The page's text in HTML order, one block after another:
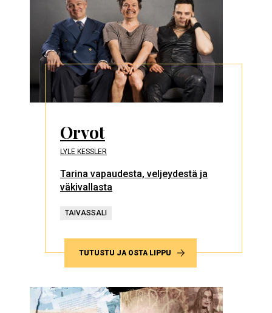
Orvot
LYLE KESSLER
Tarina vapaudesta, veljeydestä ja
väkivallasta
TAIVASSALI
TUTUSTU JA OSTA LIPPU